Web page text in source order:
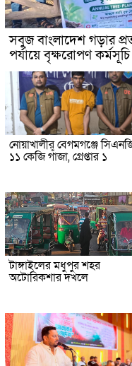
সবুজ বাংলাদেশ গড়ার
পর্যায়ে বৃক্ষরোপণ
নোয়াখালীর বেগমগঞ্জে
১১ কেজি গাঁজা, গ্রেপ্তার ১
টাঙ্গাইলের মধুপুর শহর
অটোরিকশার দখলে